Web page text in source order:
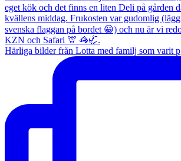
Härliga bilder från Lotta med familj som varit p